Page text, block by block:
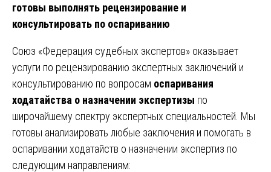
готовы выполнять рецензирование и
консультировать по оспариванию
Союз «Федерация судебных экспертов» оказывает
услуги по рецензированию экспертных заключений и
консультированию по вопросам оспаривания
ходатайства о назначении экспертизы по
широчайшему спектру экспертных специальностей. Мы
готовы анализировать любые заключения и помогать в
оспаривании ходатайств о назначении экспертиз по
следующим направлениям: